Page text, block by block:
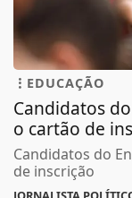
EDUCAÇÃO
Candidatos
o cartão de
Candidatos do
de inscrição